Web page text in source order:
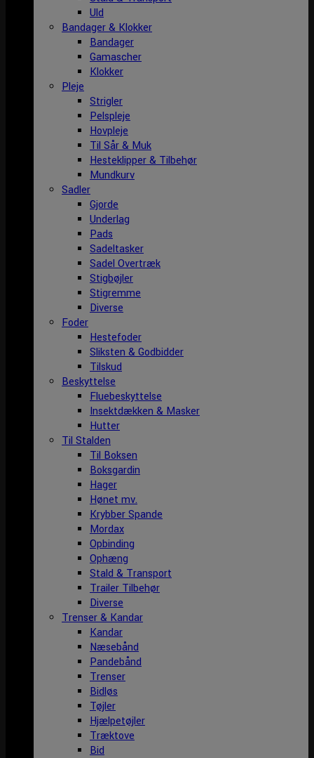
Uld
Bandager & Klokker
Bandager
Gamascher
Klokker
Pleje
Strigler
Pelspleje
Hovpleje
Til Sår & Muk
Hesteklipper & Tilbehør
Mundkurv
Sadler
Gjorde
Underlag
Pads
Sadeltasker
Sadel Overtræk
Stigbøjler
Stigremme
Diverse
Foder
Hestefoder
Sliksten & Godbidder
Tilskud
Beskyttelse
Fluebeskyttelse
Insektdækken & Masker
Hutter
Til Stalden
Til Boksen
Boksgardin
Hager
Hønet mv.
Krybber Spande
Mordax
Opbinding
Ophæng
Stald & Transport
Trailer Tilbehør
Diverse
Trenser & Kandar
Kandar
Næsebånd
Pandebånd
Trenser
Bidløs
Tøjler
Hjælpetøjler
Træktove
Bid